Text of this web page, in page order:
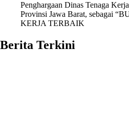
Penghargaan Dinas Tenaga
Provinsi Jawa Barat, sebagai
KERJA TERBAIK
Berita Terkini